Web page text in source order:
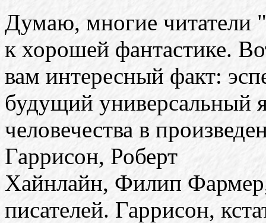
Думаю, многие
к хорошей фантастике.
вам интересный факт:
будущий универсальный
человечества в
Гаррисон, Роберт
Хайнлайн, Филип
писателей. Гаррисон,